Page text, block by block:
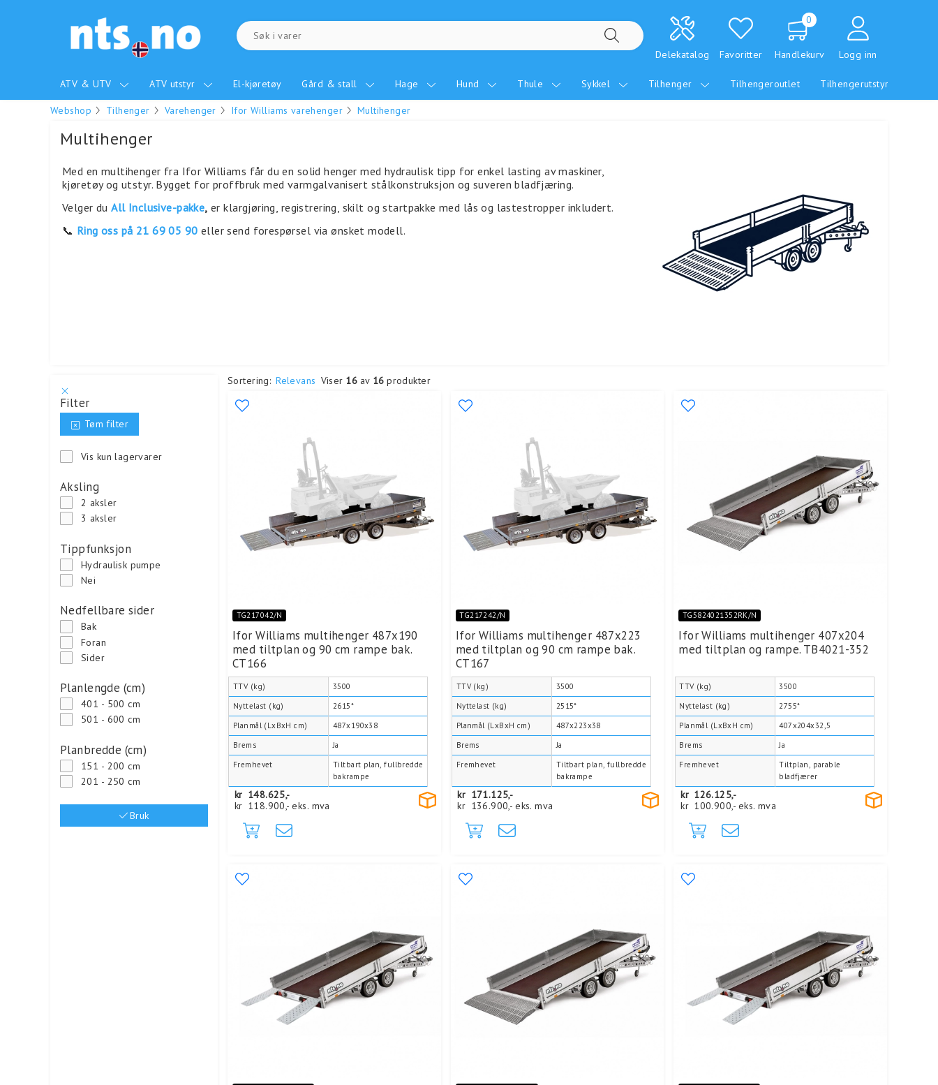
Delekatalog Favoritter
0
Handlekurv Logg inn
ATV & UTV ATV utstyr El-kjøretøy Gård & stall Hage Hund Thule Sykkel Tilhenger Tilhengeroutlet Tilhengerutstyr
Webshop Tilhenger Varehenger Ifor Williams varehenger Multihenger
Multihenger
Med en multihenger fra Ifor Williams får du en solid henger med hydraulisk tipp for enkel lasting av maskiner,
kjøretøy og utstyr. Bygget for proffbruk med varmgalvanisert stålkonstruksjon og suveren bladfjæring.
Velger duAll Inclusive-pakke, er klargjøring, registrering, skilt og startpakke med lås og lastestropper inkludert.
📞 Ring oss på 21 69 05 90 eller send forespørsel via ønsket modell.
Filter
Tøm filter
Vis kun lagervarer
Aksling
2 aksler
3 aksler
Tippfunksjon
Hydraulisk pumpe
Nei
Nedfellbare sider
Bak
Foran
Sider
Planlengde (cm)
401 - 500 cm
501 - 600 cm
Planbredde (cm)
151 - 200 cm
201 - 250 cm
Bruk
Sortering: Relevans Viser 16 av 16 produkter
TG217042/N
Ifor Williams multihenger 487x190
med tiltplan og 90 cm rampe bak.
CT166
TTV (kg)
3500
Nyttelast (kg)
2615*
Planmål (LxBxH cm)
487x190x38
Brems
Ja
Fremhevet
Tiltbart plan, fullbredde
bakrampe
kr 148.625,-
kr 118.900,- eks. mva
TG217242/N
Ifor Williams multihenger 487x223
med tiltplan og 90 cm rampe bak.
CT167
TTV (kg)
3500
Nyttelast (kg)
2515*
Planmål (LxBxH cm)
487x223x38
Brems
Ja
Fremhevet
Tiltbart plan, fullbredde
bakrampe
kr 171.125,-
kr 136.900,- eks. mva
TG5824021352RK/N
Ifor Williams multihenger 407x204
med tiltplan og rampe. TB4021-352
TTV (kg)
3500
Nyttelast (kg)
2755*
Planmål (LxBxH cm)
407x204x32,5
Brems
Ja
Fremhevet
Tiltplan, parable
bladfjærer
kr 126.125,-
kr 100.900,- eks. mva